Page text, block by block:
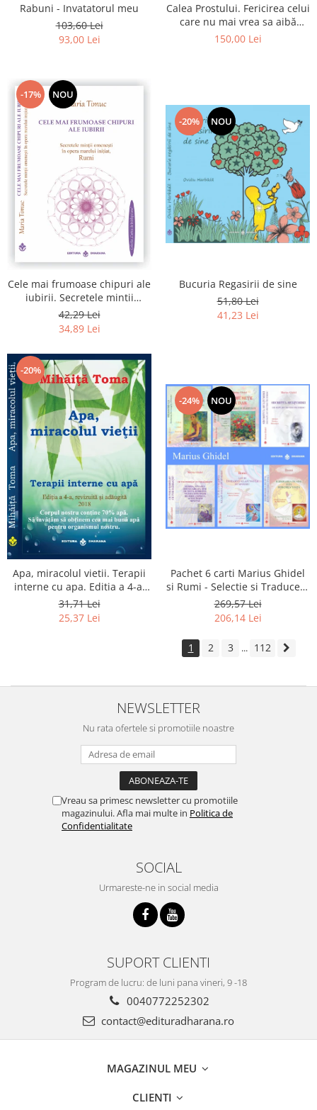
Rabuni - Invatatorul meu
103,60 Lei
93,00 Lei
Calea Prostului. Fericirea celui
care nu mai vrea sa aibă
dreptate - Intoarcerea la
150,00 Lei
-17% NOU
Cele mai frumoase chipuri ale
iubirii. Secretele mintii
omenesti in opera marelui
initiat, Rumi
42,29 Lei
34,89 Lei
-20% NOU
Bucuria Regasirii de sine
51,80 Lei
41,23 Lei
-20%
Apa, miracolul vietii. Terapii
interne cu apa. Editia a 4-a,
revizuita si adaugita.
31,71 Lei
25,37 Lei
-24% NOU
Pachet 6 carti Marius Ghidel
si Rumi - Selectie si Traducere
de Marius Ghidel
269,57 Lei
206,14 Lei
1 2 3 ... 112
NEWSLETTER
Nu rata ofertele si promotiile noastre
Vreau sa primesc newsletter cu promotiile
magazinului. Afla mai multe in Politica de
Confidentialitate
SOCIAL
Urmareste-ne in social media
SUPORT CLIENTI
Program de lucru: de luni pana vineri, 9 -18
0040772252302
contact@edituradharana.ro
MAGAZINUL MEU
CLIENTI